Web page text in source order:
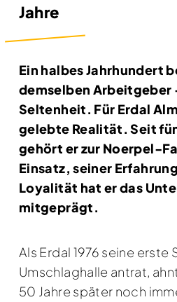
Jahre
Ein halbes Jahrhundert
demselben Arbeitgeber
Seltenheit. Für Erdal
gelebte Realität. Seit
gehört er zur Noerpel-
Einsatz, seiner
Loyalität hat er das
mitgeprägt.
Als Erdal 1976 seine
Umschlaghalle antrat,
50 Jahre später noch